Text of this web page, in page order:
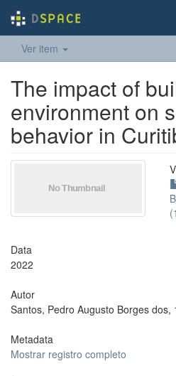
Ver item
The impact of
environment on
behavior in
Data
2022
Autor
Santos, Pedro Augusto Borges dos,
Metadata
Mostrar registro completo